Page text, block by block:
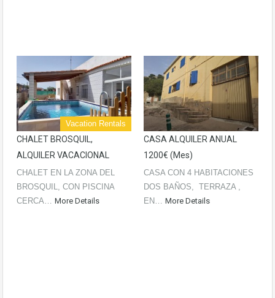
Vacation Rentals
CHALET BROSQUIL,
ALQUILER VACACIONAL
CHALET EN LA ZONA DEL
BROSQUIL, CON PISCINA
CERCA… More Details
CASA ALQUILER ANUAL
1200€ (mes)
CASA CON 4 HABITACIONES
DOS BAÑOS, TERRAZA ,
EN… More Details